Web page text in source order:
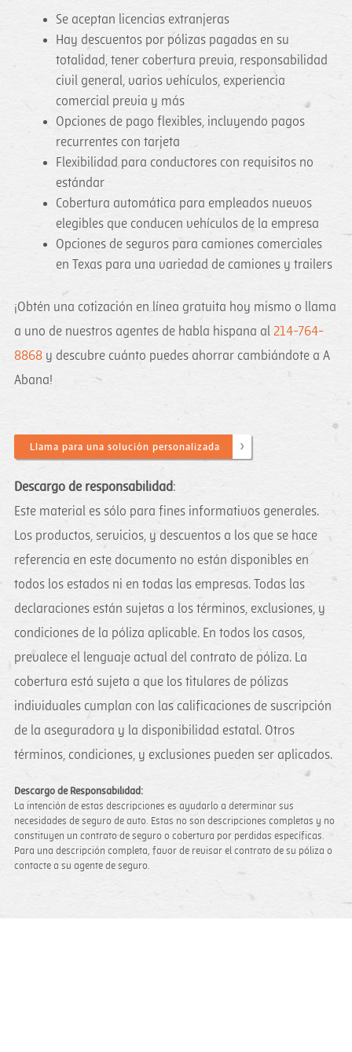
Se aceptan licencias extranjeras
Hay descuentos por pólizas pagadas en su
totalidad, tener cobertura previa, responsabilidad
civil general, varios vehículos, experiencia
comercial previa y más
Opciones de pago flexibles, incluyendo pagos
recurrentes con tarjeta
Flexibilidad para conductores con requisitos no
estándar
Cobertura automática para empleados nuevos
elegibles que conducen vehículos de la empresa
Opciones de seguros para camiones comerciales
en Texas para una variedad de camiones y trailers
¡Obtén una cotización en línea gratuita hoy mismo o llama
a uno de nuestros agentes de habla hispana al 214-764-
8868y descubre cuánto puedes ahorrar cambiándote a A
Abana!
Llama para una solución personalizada
Descargo de responsabilidad:
Este material es sólo para fines informativos generales.
Los productos, servicios, y descuentos a los que se hace
referencia en este documento no están disponibles en
todos los estados ni en todas las empresas. Todas las
declaraciones están sujetas a los términos, exclusiones, y
condiciones de la póliza aplicable. En todos los casos,
prevalece el lenguaje actual del contrato de póliza. La
cobertura está sujeta a que los titulares de pólizas
individuales cumplan con las calificaciones de suscripción
de la aseguradora y la disponibilidad estatal. Otros
términos, condiciones, y exclusiones pueden ser aplicados.
Descargo de Responsabilidad:
La intención de estas descripciones es ayudarlo a determinar sus
necesidades de seguro de auto. Estas no son descripciones completas y no
constituyen un contrato de seguro o cobertura por perdidas específicas.
Para una descripción completa, favor de revisar el contrato de su póliza o
contacte a su agente de seguro.